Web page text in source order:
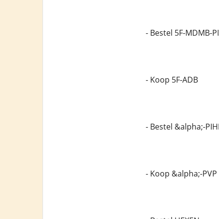
- Bestel 5F-MDMB-
- Koop 5F-ADB
- Bestel &alpha;-
- Koop &alpha;-PVP